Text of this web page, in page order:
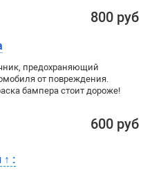
800 руб
предохраняющий
от повреждения.
бампера стоит дороже!
600 руб
↑ :